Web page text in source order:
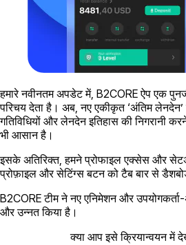
हमारे नवीनतम अपडेट में, B2CORE ऐप एक
परिचय देता है। अब, नए एकीकृत ‘अंतिम
गतिविधियों और लेनदेन इतिहास की निगरानी
भी आसान है।
इसके अतिरिक्त, हमने प्रोफाइल एक्सेस और
प्रोफ़ाइल और सेटिंग्स बटन को टैब बार से
B2CORE टीम ने नए एनिमेशन और
और उन्नत किया है।
क्या आप इसे क्रियान्वयन में